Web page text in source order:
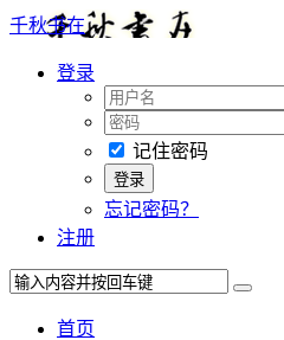
千秋书在
登录
记住密码
忘记密码？
注册
首页